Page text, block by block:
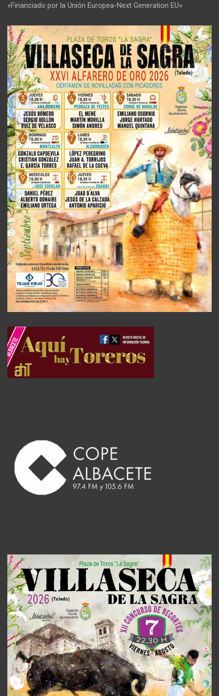
«Financiado por la Unión Europea-Next Generation EU»